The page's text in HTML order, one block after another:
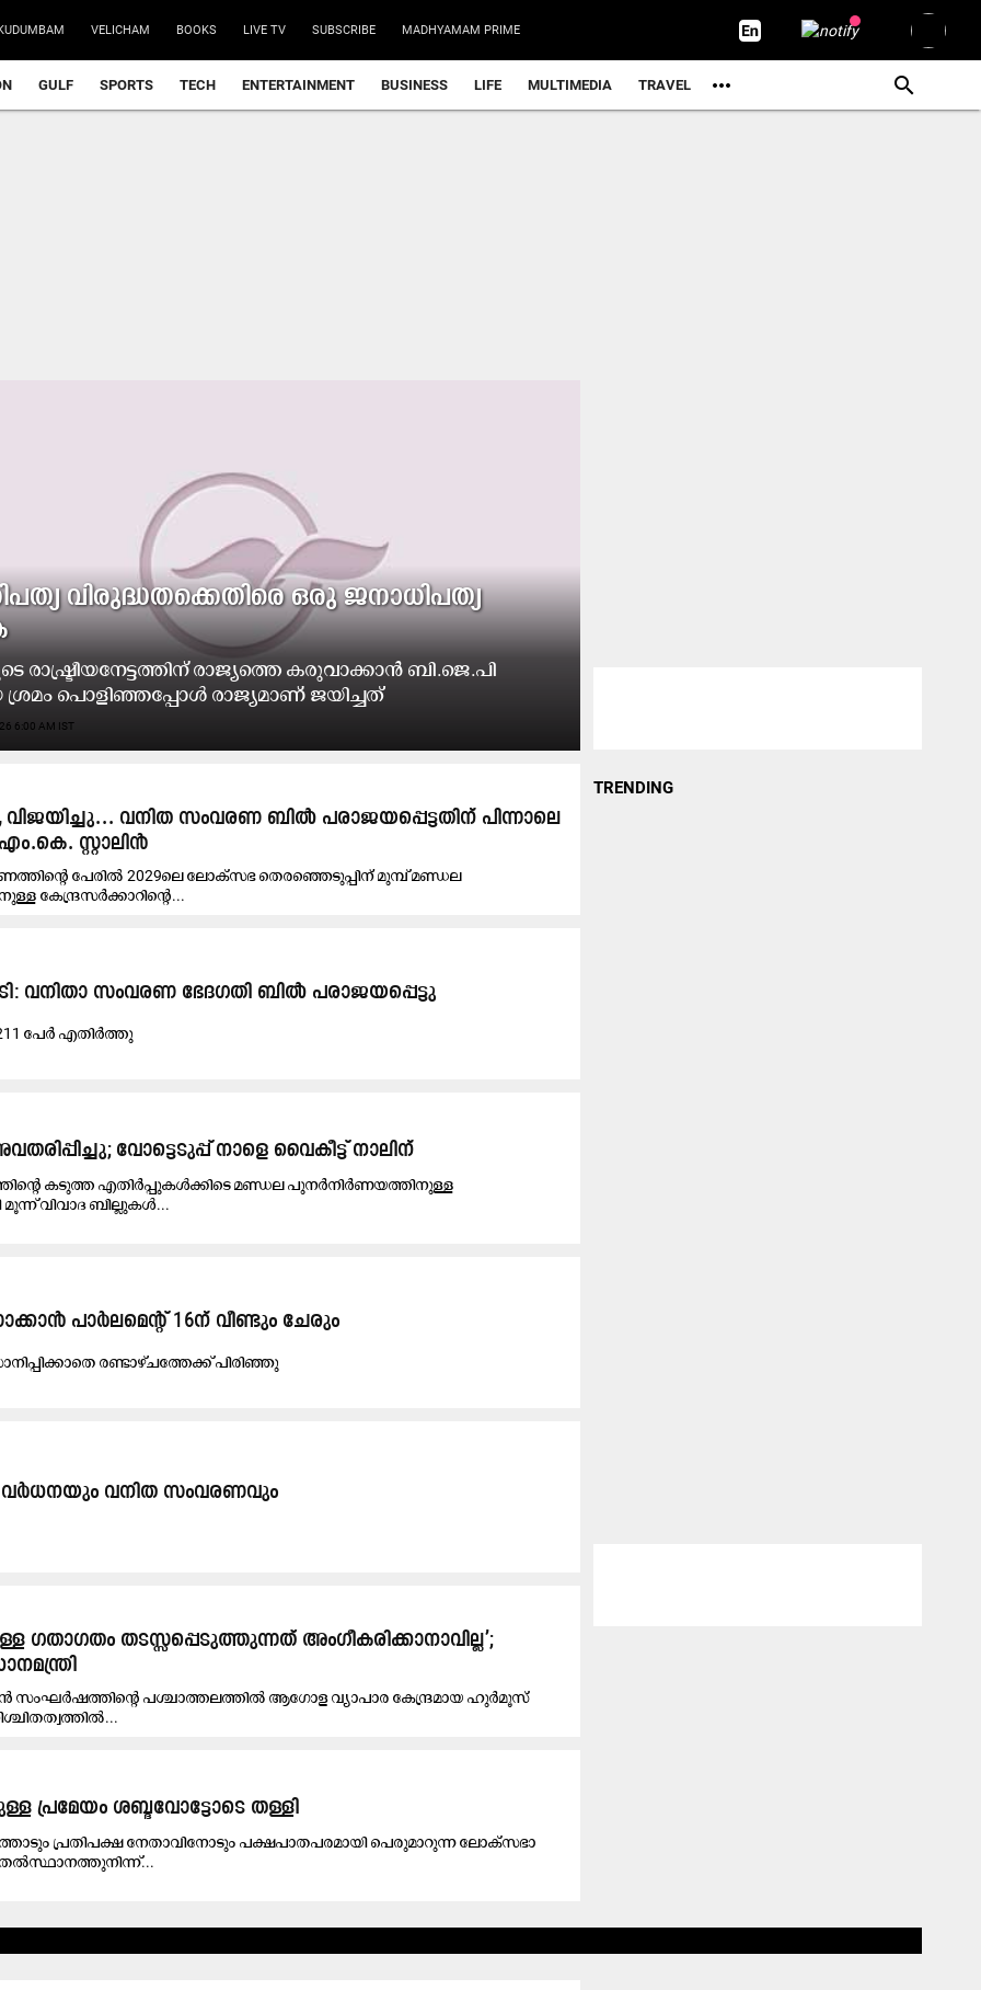
VELICHAM BOOKS LIVE TV SUBSCRIBE MADHYAMAM PRIME
GULF SPORTS TECH ENTERTAINMENT BUSINESS LIFE MULTIMEDIA TRAVEL
വിരുദ്ധതക്കെതിരെ ഒരു ജനാധിപത്യ
രാഷ്ട്രീയനേട്ടത്തിന് രാജ്യത്തെ കരുവാക്കാൻ ബി.ജെ.പി
ശ്രമം പൊളിഞ്ഞപ്പോൾ രാജ്യമാണ് ജയിച്ചത്
6:00 AM IST
വിജയിച്ചു... വനിത സംവരണ ബിൽ പരാജയപ്പെട്ടതിന് പിന്നാലെ
സ്റ്റാലിൻ
പേരിൽ 2029​ലെ ലോക്സഭ തെരഞ്ഞെടുപ്പിന് മുമ്പ് മണ്ഡല
കേന്ദ്രസർക്കാറിന്റെ...
വനിതാ സംവരണ ഭേദഗതി ബിൽ പരാജയപ്പെട്ടു
പേർ എതിർത്തു
വോട്ടെടുപ്പ് നാളെ വൈകീട്ട് നാലിന്
കടുത്ത എതിർപ്പുകൾക്കിടെ മണ്ഡല പുനർനിർണയത്തിനുള്ള
മൂന്ന് വിവാദ ബില്ലുകൾ...
പാ​ർ​ല​മെ​ന്റ് 16ന് ​വീ​ണ്ടും ചേ​രും
ര​ണ്ടാ​ഴ്ച​ത്തേ​ക്ക് പി​രി​ഞ്ഞു
വനിത സംവരണവും
തടസ്സപ്പെടുത്തുന്നത് അംഗീകരിക്കാനാവില്ല’;
സംഘർഷത്തിന്റെ പശ്ചാത്തലത്തിൽ ആഗോള വ്യാപാര കേന്ദ്രമായ ഹുർമൂസ്
പ്രമേയം ശബ്ദവോട്ടോടെ തള്ളി
പ്രതിപക്ഷ നേതാവിനോടും പക്ഷപാതപരമായി പെരുമാറുന്ന ലോക്സഭാ
TRENDING